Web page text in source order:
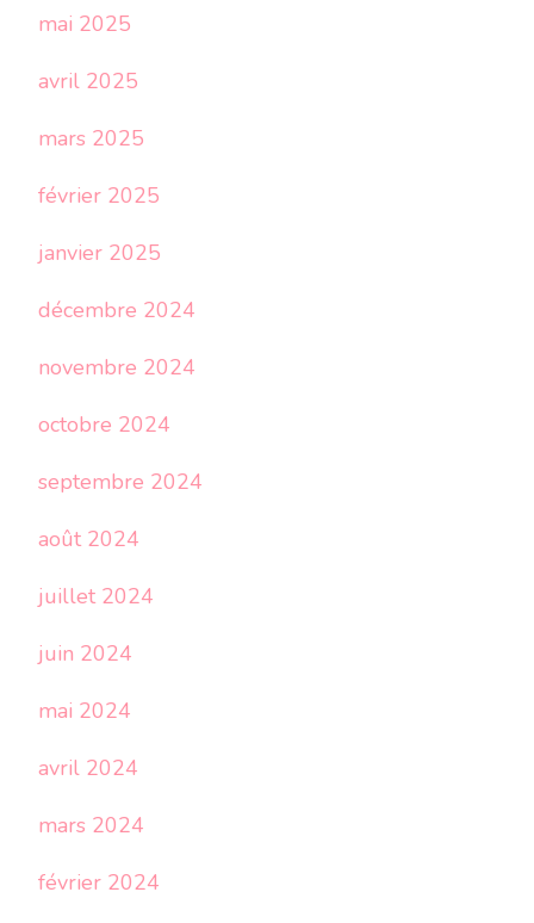
mai 2025
avril 2025
mars 2025
février 2025
janvier 2025
décembre 2024
novembre 2024
octobre 2024
septembre 2024
août 2024
juillet 2024
juin 2024
mai 2024
avril 2024
mars 2024
février 2024